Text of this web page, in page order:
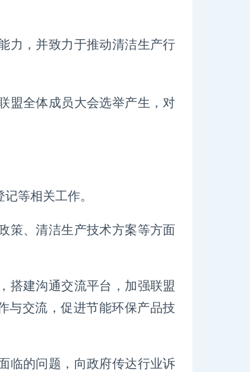
力，并致力于推动清洁生产行
盟全体成员大会选举产生，对
等相关工作。
策、清洁生产技术方案等方面
搭建沟通交流平台，加强联盟
与交流，促进节能环保产品技
临的问题，向政府传达行业诉